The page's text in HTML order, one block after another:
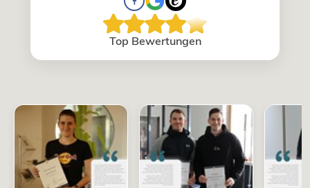
Top Bewertungen